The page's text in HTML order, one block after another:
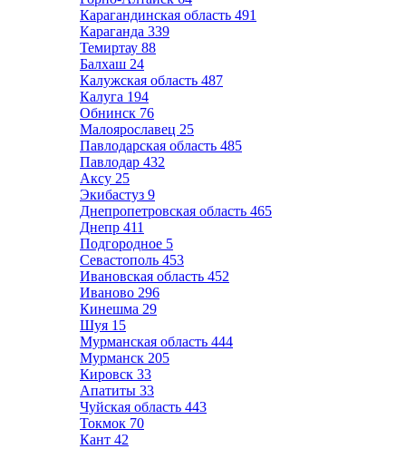
Карагандинская область 491
Караганда 339
Темиртау 88
Балхаш 24
Калужская область 487
Калуга 194
Обнинск 76
Малоярославец 25
Павлодарская область 485
Павлодар 432
Аксу 25
Экибастуз 9
Днепропетровская область 465
Днепр 411
Подгородное 5
Севастополь 453
Ивановская область 452
Иваново 296
Кинешма 29
Шуя 15
Мурманская область 444
Мурманск 205
Кировск 33
Апатиты 33
Чуйская область 443
Токмок 70
Кант 42